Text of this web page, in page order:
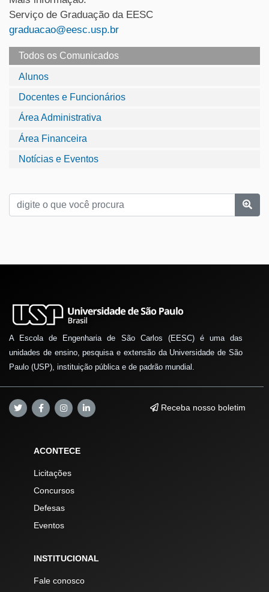
Todos os Comunicados
Alunos
Docentes e Funcionários
Área Administrativa
Área Financeira
Notícias e Eventos
Serviço de Graduação da EESC
graduacao@eesc.usp.br
A Escola de Engenharia de São Carlos (EESC) é uma das
unidades de ensino, pesquisa e extensão da Universidade de São
Paulo (USP), instituição pública e de padrão mundial.
Receba nosso boletim
ACONTECE
Licitações
Concursos
Defesas
Eventos
INSTITUCIONAL
Fale conosco